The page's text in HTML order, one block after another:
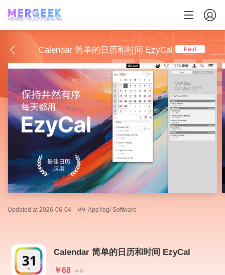
发现数字匠人的绝妙灵感
Calendar 简单的日历和时间 EzyCal Paid
Updated at 2026-06-04 AppYogi Software
Calendar 简单的日历和时间 EzyCal
￥68 ￥0